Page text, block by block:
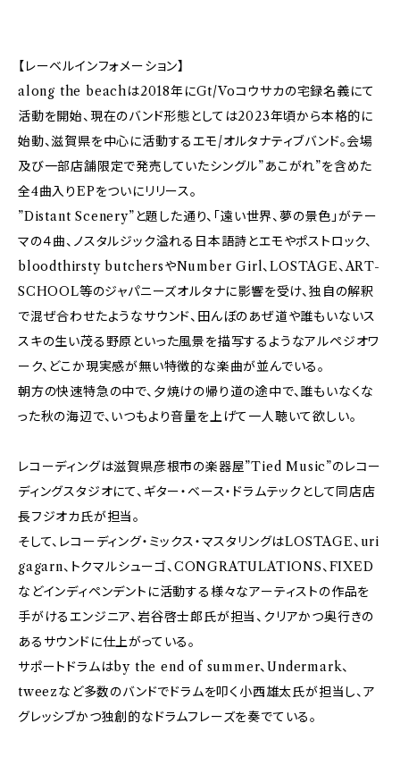
【レーベルインフォメーション】
along the beachは2018年にGt/Voコウサカの宅録名義にて
活動を開始、現在のバンド形態としては2023年頃から本格的に
始動、滋賀県を中心に活動するエモ/オルタナティブバンド。会場
及び一部店舗限定で発売していたシングル”あこがれ”を含めた
全4曲入りEPをついにリリース。
”Distant Scenery”と題した通り、「遠い世界、夢の景色」がテー
マの４曲、ノスタルジック溢れる日本語詩とエモやポストロック、
bloodthirsty butchersやNumber Girl、LOSTAGE、ART-
SCHOOL等のジャパニーズオルタナに影響を受け、独自の解釈
で混ぜ合わせたようなサウンド、田んぼのあぜ道や誰もいないス
スキの生い茂る野原といった風景を描写するようなアルペジオワ
ーク、どこか現実感が無い特徴的な楽曲が並んでいる。
朝方の快速特急の中で、夕焼けの帰り道の途中で、誰もいなくな
った秋の海辺で、いつもより音量を上げて一人聴いて欲しい。
レコーディングは滋賀県彦根市の楽器屋”Tied Music”のレコー
ディングスタジオにて、ギター・ベース・ドラムテックとして同店店
長フジオカ氏が担当。
そして、レコーディング・ミックス・マスタリングはLOSTAGE、uri
gagarn、トクマルシューゴ、CONGRATULATIONS、FIXED
などインディペンデントに活動する様々なアーティストの作品を
手がけるエンジニア、岩谷啓士郎氏が担当、クリアかつ奥行きの
あるサウンドに仕上がっている。
サポートドラムはby the end of summer、Undermark、
tweezなど多数のバンドでドラムを叩く小西雄太氏が担当し、ア
グレッシブかつ独創的なドラムフレーズを奏でている。